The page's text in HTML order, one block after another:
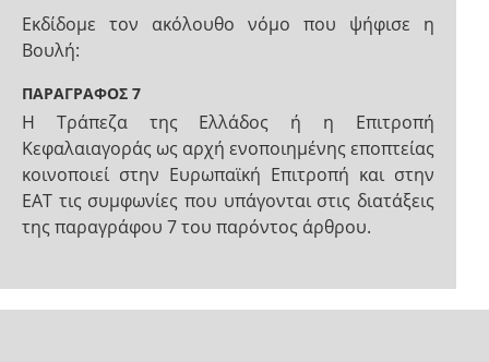
Εκδίδομε τον ακόλουθο νόμο που ψήφισε η
Βουλή:
ΠΑΡΑΓΡΑΦΟΣ 7
Η Τράπεζα της Ελλάδος ή η Επιτροπή
Κεφαλαιαγοράς ως αρχή ενοποιημένης εποπτείας
κοινοποιεί στην Ευρωπαϊκή Επιτροπή και στην
ΕΑΤ τις συμφωνίες που υπάγονται στις διατάξεις
της παραγράφου 7 του παρόντος άρθρου.